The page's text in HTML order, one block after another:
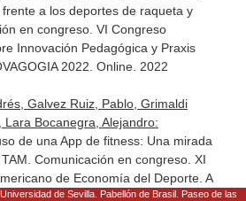
a los deportes de raqueta y
en congreso. VI Congreso
Innovación Pedagógica y Praxis
2022. Online. 2022
Galvez Ruiz, Pablo, Grimaldi
Lara Bocanegra, Alejandro:
de una App de fitness: Una mirada
Comunicación en congreso. XI
de Economía del Deporte. A
de Sevilla. Pabellón de Brasil. Paseo de las